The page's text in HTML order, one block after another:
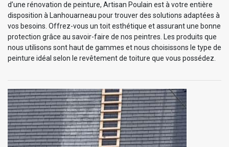
d’une rénovation de peinture, Artisan Poulain est à votre entière
disposition à Lanhouarneau pour trouver des solutions adaptées à
vos besoins. Offrez-vous un toit esthétique et assurant une bonne
protection grâce au savoir-faire de nos peintres. Les produits que
nous utilisons sont haut de gammes et nous choisissons le type de
peinture idéal selon le revêtement de toiture que vous possédez.